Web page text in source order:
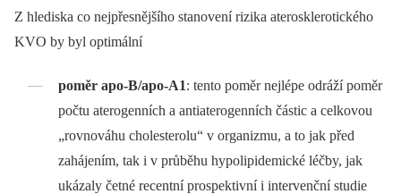
Z hlediska co nejpřesnějšího stanovení rizika aterosklerotického
KVO by byl optimální
poměr apo-B/apo-A1: tento poměr nejlépe odráží poměr
počtu aterogenních a antiaterogenních částic a celkovou
„rovnováhu cholesterolu“ v organizmu, a to jak před
zahájením, tak i v průběhu hypolipidemické léčby, jak
ukázaly četné recentní prospektivní i intervenční studie